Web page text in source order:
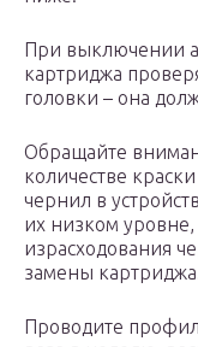
При выключении
картриджа
головки – она
Обращайте
количестве
чернил в
их низком
израсходования
замены
Проводите